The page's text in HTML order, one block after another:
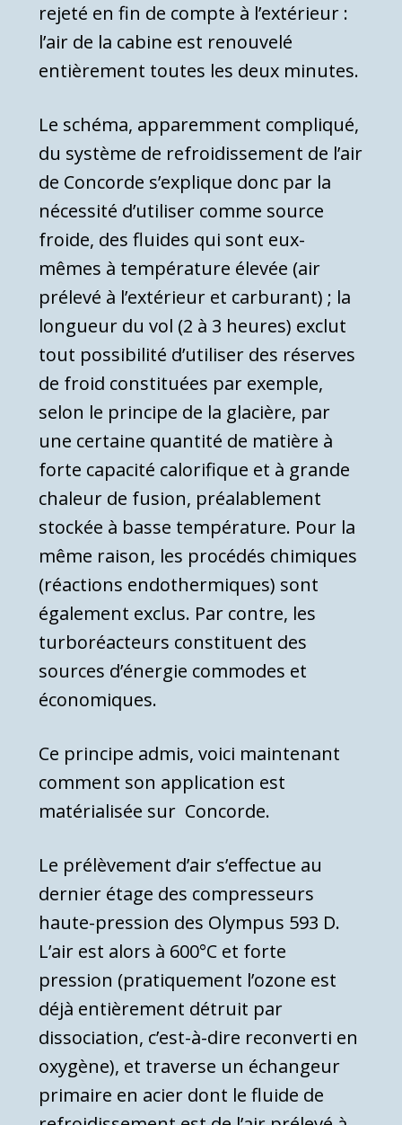
rejeté en fin de compte à l’extérieur :
l’air de la cabine est renouvelé
entièrement toutes les deux minutes.
Le schéma, apparemment compliqué,
du système de refroidissement de l’air
de Concorde s’expli­que donc par la
nécessité d’utiliser comme source
froide, des fluides qui sont eux-
mêmes à température élevée (air
prélevé à l’exté­rieur et carburant) ; la
longueur du vol (2 à 3 heures) exclut
tout possibilité d’utiliser des réserves
de froid constituées par exemple,
selon le principe de la glacière, par
une certaine quantité de matière à
forte capacité calorifique et à grande
chaleur de fusion, préalablement
stockée à basse température. Pour la
même raison, les procédés chimiques
(réac­tions endothermiques) sont
également exclus. Par contre, les
turboréacteurs constituent des
sources d’énergie commodes et
économiques.
Ce principe admis, voici maintenant
comment son application est
matérialisée sur Concorde.
Le prélèvement d’air s’effectue au
dernier étage des compresseurs
haute-pression des Olympus 593 D.
L’air est alors à 600°C et forte
pression (pra­tiquement l’ozone est
déjà entièrement détruit par
dissociation, c’est-à-dire reconverti en
oxygène), et traverse un échangeur
primaire en acier dont le fluide de